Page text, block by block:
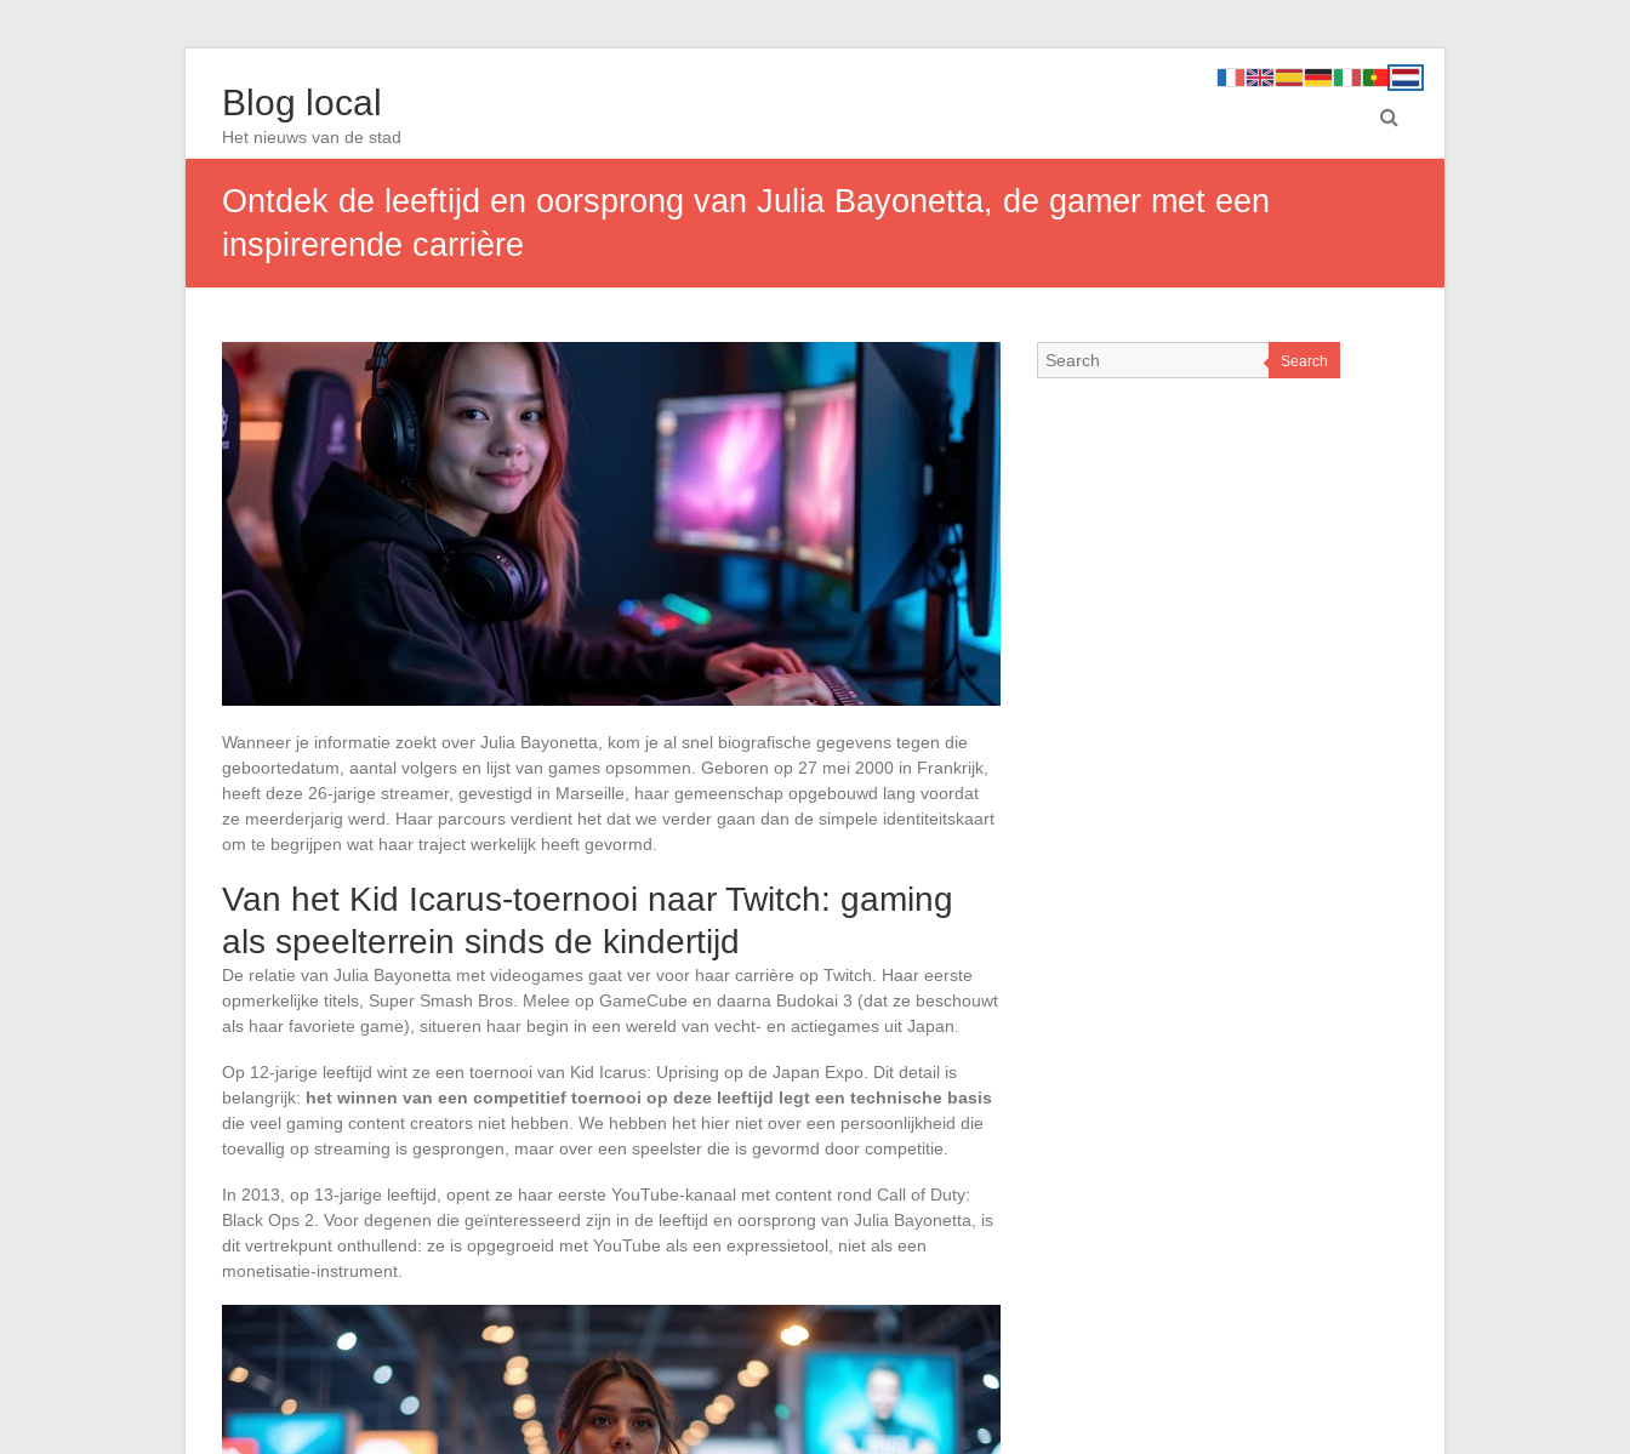
Blog local
Het nieuws van de stad
Ontdek de leeftijd en oorsprong van Julia Bayonetta, de gamer met een
inspirerende carrière
Wanneer je informatie zoekt over Julia Bayonetta, kom je al snel biografische gegevens tegen die
geboortedatum, aantal volgers en lijst van games opsommen. Geboren op 27 mei 2000 in Frankrijk,
heeft deze 26-jarige streamer, gevestigd in Marseille, haar gemeenschap opgebouwd lang voordat
ze meerderjarig werd. Haar parcours verdient het dat we verder gaan dan de simpele identiteitskaart
om te begrijpen wat haar traject werkelijk heeft gevormd.
Van het Kid Icarus-toernooi naar Twitch: gaming
als speelterrein sinds de kindertijd
De relatie van Julia Bayonetta met videogames gaat ver voor haar carrière op Twitch. Haar eerste
opmerkelijke titels, Super Smash Bros. Melee op GameCube en daarna Budokai 3 (dat ze beschouwt
als haar favoriete game), situeren haar begin in een wereld van vecht- en actiegames uit Japan.
Op 12-jarige leeftijd wint ze een toernooi van Kid Icarus: Uprising op de Japan Expo. Dit detail is
belangrijk: het winnen van een competitief toernooi op deze leeftijd legt een technische basis
die veel gaming content creators niet hebben. We hebben het hier niet over een persoonlijkheid die
toevallig op streaming is gesprongen, maar over een speelster die is gevormd door competitie.
In 2013, op 13-jarige leeftijd, opent ze haar eerste YouTube-kanaal met content rond Call of Duty:
Black Ops 2. Voor degenen die geïnteresseerd zijn in de leeftijd en oorsprong van Julia Bayonetta, is
dit vertrekpunt onthullend: ze is opgegroeid met YouTube als een expressietool, niet als een
monetisatie-instrument.
Search